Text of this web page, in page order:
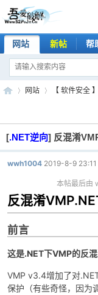
网站 新帖 帮
吾 »
网站
›
【 软件安全 】
[.NET逆向] 反混淆
wwh1004 2019-8-9 23:11
本帖最后由
反混淆
前言
这是.NET下VMP的反
VMP v3.4增加了对
保护（有些奇怪，因为